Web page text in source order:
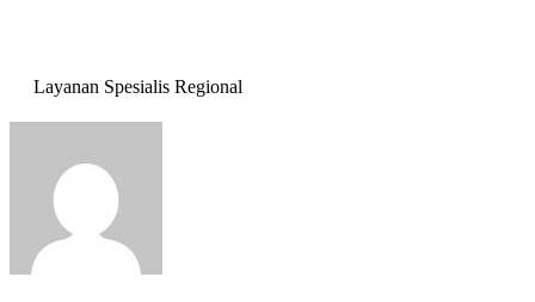
Layanan Spesialis Regional